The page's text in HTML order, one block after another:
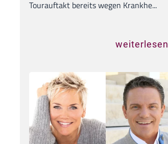
Tourauftakt bereits wegen Krankhe...
weiterlesen